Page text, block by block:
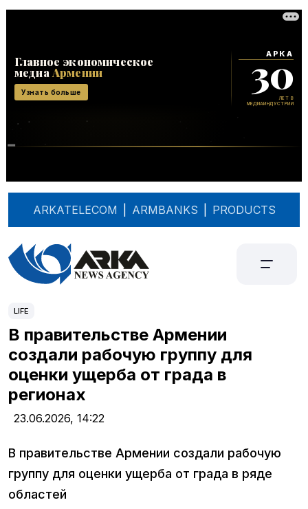
ARKATELECOM ARMBANKS PRODUCTS
LIFE
В правительстве Армении
создали рабочую группу для
оценки ущерба от града в
регионах
23.06.2026, 14:22
В правительстве Армении создали рабочую
группу для оценки ущерба от града в ряде
областей